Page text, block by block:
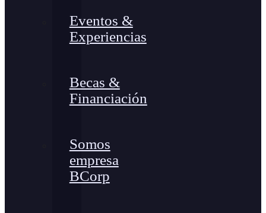
Eventos &
Experiencias
Becas &
Financiación
Somos
empresa
BCorp